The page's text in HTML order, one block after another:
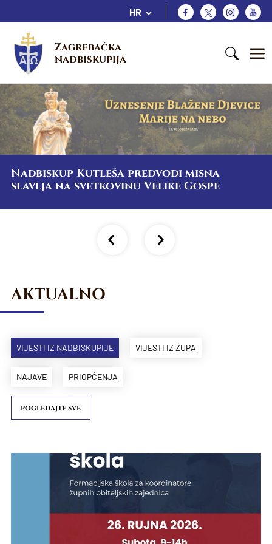
HR
Zagrebačka
nadbiskupija
Nadbiskup Kutleša predvodi misna
slavlja na svetkovinu Velike Gospe
AKTUALNO
VIJESTI IZ NADBISKUPIJE VIJESTI IZ ŽUPA
NAJAVE PRIOPĆENJA
POGLEDAJTE SVE